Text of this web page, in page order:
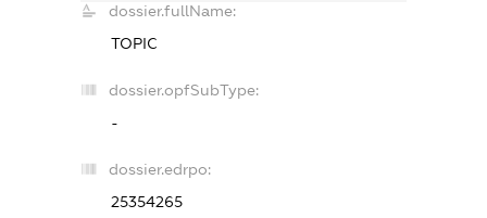
dossier.fullName:
ТОРІС
dossier.opfSubType:
-
dossier.edrpo:
25354265